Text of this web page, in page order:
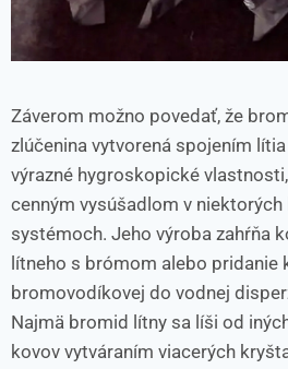
Záverom možno povedať, že
zlúčenina vytvorená spojením
výrazné hygroskopické
cenným vysúšadlom v
systémoch. Jeho výroba zahŕňa
lítneho s brómom alebo pridanie
bromovodíkovej do vodnej
Najmä bromid lítny sa líši od
kovov vytváraním viacerých